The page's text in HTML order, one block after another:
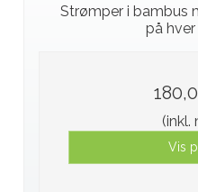
Strømper i bambus
på
(inkl.
Vis